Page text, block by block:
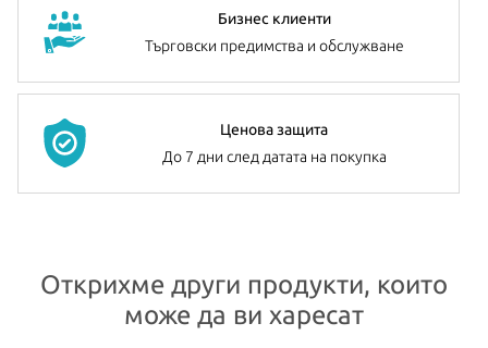
Бизнес клиенти
Търговски предимства и обслужване
Ценова защита
До 7 дни след датата на покупка
Открихме други продукти, които
може да ви харесат